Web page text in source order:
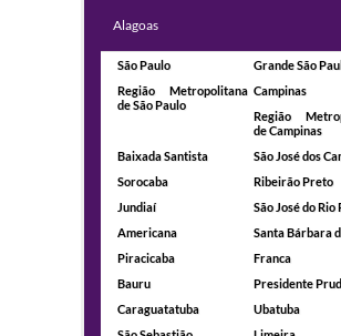
Alagoas
São Paulo
Grande São
Região Metropolitana
de São Paulo
Campinas
Região
de Campinas
Baixada Santista
São José dos
Sorocaba
Ribeirão Preto
Jundiaí
São José do Rio
Americana
Santa Bárbara
Piracicaba
Franca
Bauru
Presidente
Caraguatatuba
Ubatuba